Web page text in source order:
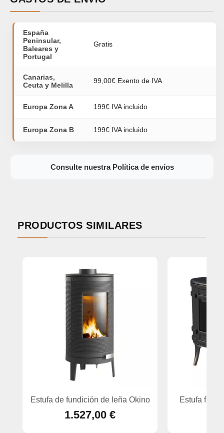
España
Peninsular,
Baleares y
Portugal
Gratis
Canarias,
Ceuta y Melilla
99,00€ Exento de IVA
Europa Zona A 199€ IVA incluido
Europa Zona B 199€ IVA incluido
Consulte nuestra Política de envíos
PRODUCTOS SIMILARES
Estufa de fundición de leña Okino
1.527,00 €
Estufa